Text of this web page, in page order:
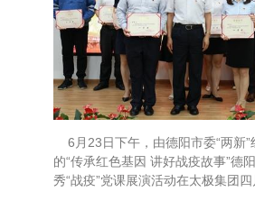
6月23日下午，由德阳市委“两新”
的“传承红色基因 讲好战疫故事”德
秀“战疫”党课展演活动在太极集团